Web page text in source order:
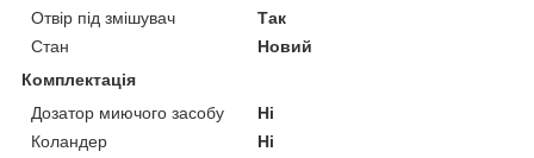
Отвір під змішувач
Так
Стан
Новий
Комплектація
Дозатор миючого засобу
Ні
Коландер
Ні